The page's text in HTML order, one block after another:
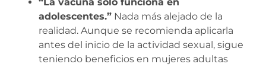
adolescentes.” Nada más alejado de la
realidad. Aunque se recomienda aplicarla
antes del inicio de la actividad sexual, sigue
teniendo beneficios en mujeres adultas